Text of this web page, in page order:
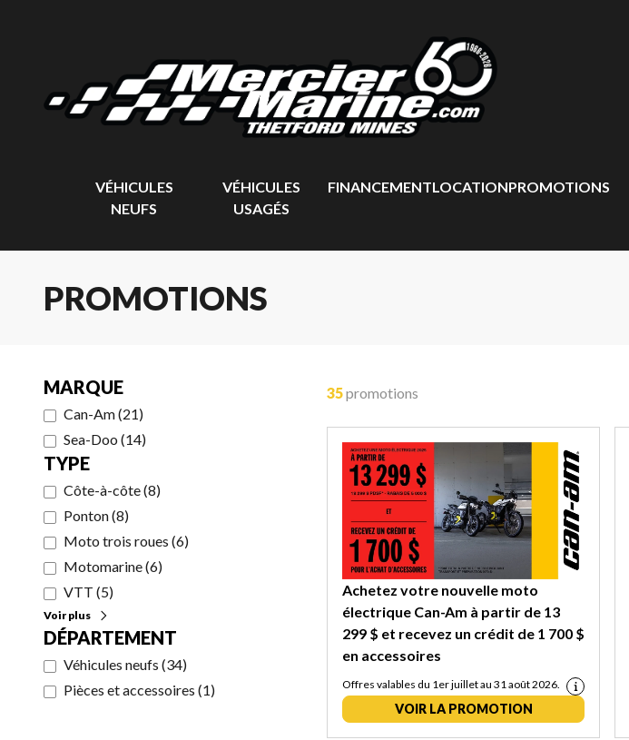
VÉHICULES
NEUFS
VÉHICULES
USAGÉS
FINANCEMENTLOCATIONPROMOTIONS
PROMOTIONS
MARQUE
Can-Am(21)
Sea-Doo (14)
TYPE
Côte-à-côte(8)
Ponton(8)
Moto trois roues (6)
Motomarine(6)
VTT (5)
Voir plus
DÉPARTEMENT
Véhicules neufs (34)
Pièces et accessoires (1)
35promotions
Achetez votre nouvelle moto
électrique Can-Am à partir de 13
299 $ et recevez un crédit de 1 700 $
en accessoires
Offres valables du 1er juillet au 31 août 2026.
VOIR LA PROMOTION